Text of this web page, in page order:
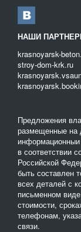
НАШИ
krasnoyarsk-
stroy-dom-krk.ru
Предложения
размещенные на
в соответствии
Российской
быть составлен
всех деталей с
письменном
стоимости,
телефонам,
связи.